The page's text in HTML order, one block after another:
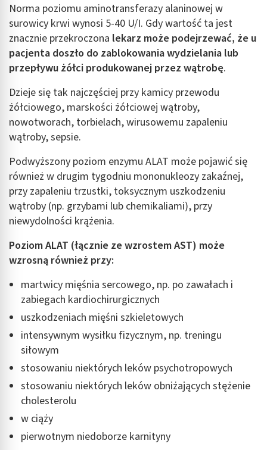
Norma poziomu aminotransferazy alaninowej w
surowicy krwi wynosi 5-40 U/I. Gdy wartość ta jest
znacznie przekroczona lekarz może podejrzewać, że u
pacjenta doszło do zablokowania wydzielania lub
przepływu żółci produkowanej przez wątrobę.
Dzieje się tak najczęściej przy kamicy przewodu
żółciowego, marskości żółciowej wątroby,
nowotworach, torbielach, wirusowemu zapaleniu
wątroby, sepsie.
Podwyższony poziom enzymu ALAT może pojawić się
również w drugim tygodniu mononukleozy zakaźnej,
przy zapaleniu trzustki, toksycznym uszkodzeniu
wątroby (np. grzybami lub chemikaliami), przy
niewydolności krążenia.
Poziom ALAT (łącznie ze wzrostem AST) może
wzrosną również przy:
martwicy mięśnia sercowego, np. po zawałach i
zabiegach kardiochirurgicznych
uszkodzeniach mięśni szkieletowych
intensywnym wysiłku fizycznym, np. treningu
siłowym
stosowaniu niektórych leków psychotropowych
stosowaniu niektórych leków obniżających stężenie
cholesterolu
w ciąży
pierwotnym niedoborze karnityny